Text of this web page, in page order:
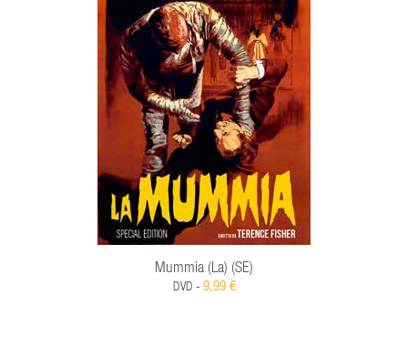
Mummia (La) (SE)
DVD - 9,99 €